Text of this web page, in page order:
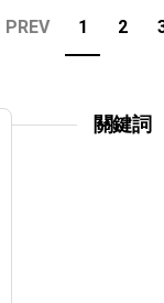
PREV 1 2
關鍵詞